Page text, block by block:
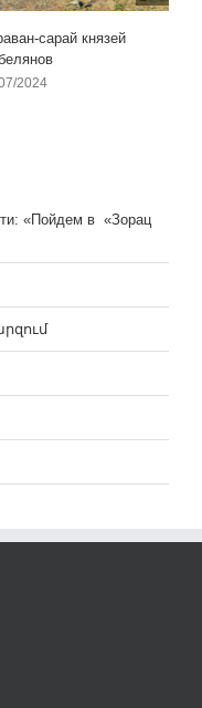
сарай князей
2024
«Пойдем в «Зорац